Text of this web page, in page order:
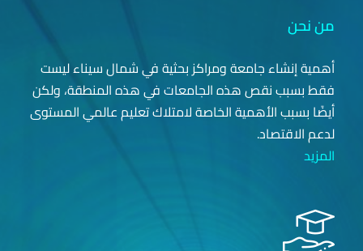
من نحن
أهمية إنشاء جامعة ومراكز بحثية في شمال سيناء ليست
فقط بسبب نقص هذه الجامعات في هذه المنطقة، ولكن
أيضًا بسبب الأهمية الخاصة لامتلاك تعليم عالمي المستوى
لدعم الاقتصاد.
المزيد